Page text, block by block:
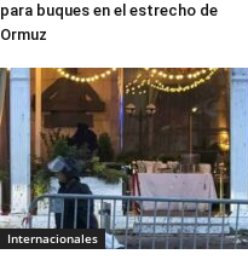
para buques en el estrecho de
Ormuz
Internacionales